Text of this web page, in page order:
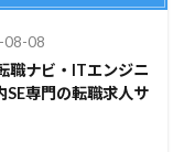
08-08
職ナビ・ITエンジニ
SE専門の転職求人サ